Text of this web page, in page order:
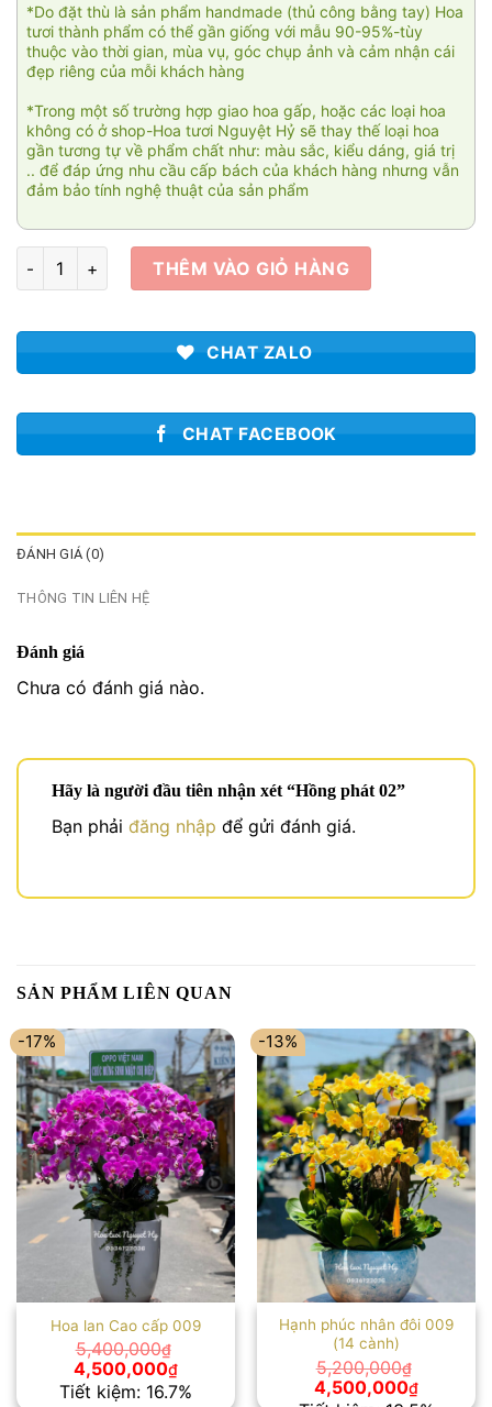
*Do đặt thù là sản phẩm handmade (thủ công bằng tay) Hoa
tươi thành phẩm có thể gần giống với mẫu 90-95%-tùy
thuộc vào thời gian, mùa vụ, góc chụp ảnh và cảm nhận cái
đẹp riêng của mỗi khách hàng
*Trong một số trường hợp giao hoa gấp, hoặc các loại hoa
không có ở shop-Hoa tươi Nguyệt Hỷ sẽ thay thế loại hoa
gần tương tự về phẩm chất như: màu sắc, kiểu dáng, giá trị
.. để đáp ứng nhu cầu cấp bách của khách hàng nhưng vẫn
đảm bảo tính nghệ thuật của sản phẩm
Hồng phát 02 số lượngTHÊM VÀO GIỎ HÀNG
CHAT ZALO
CHAT FACEBOOK
ĐÁNH GIÁ (0)
THÔNG TIN LIÊN HỆ
Đánh giá
Chưa có đánh giá nào.
Hãy là người đầu tiên nhận xét “Hồng phát 02”
Bạn phải đăng nhập để gửi đánh giá.
SẢN PHẨM LIÊN QUAN
-17%
Hoa lan Cao cấp 009
5,400,000₫
Giá
gốc
là:
4,500,000₫Giá
hiện
tại
Tiết kiệm: 16.7%
-13%
Hạnh phúc nhân đôi 009
(14 cành)
5,200,000₫
Giá
gốc
4,500,000₫Giá
hiện